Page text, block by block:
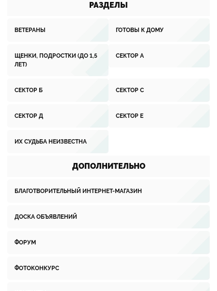
РАЗДЕЛЫ
ВЕТЕРАНЫ ГОТОВЫ К ДОМУ
ЩЕНКИ, ПОДРОСТКИ (ДО 1,5
ЛЕТ)
СЕКТОР А
СЕКТОР Б СЕКТОР С
СЕКТОР Д СЕКТОР Е
ИХ СУДЬБА НЕИЗВЕСТНА
ДОПОЛНИТЕЛЬНО
БЛАГОТВОРИТЕЛЬНЫЙ ИНТЕРНЕТ-МАГАЗИН
ДОСКА ОБЪЯВЛЕНИЙ
ФОРУМ
ФОТОКОНКУРС